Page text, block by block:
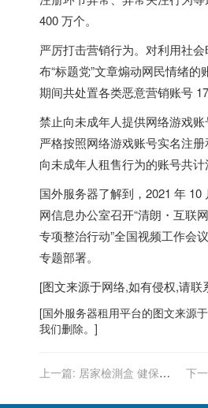
400 万个。
严厉打击营销行为。对利用社会
布“标题党”文章煽动网民情绪的
期间共处置各类恶意营销账号
禁止向未成年人提供网络游戏账
严格按照网络游戏账号实名注
向未成年人租售行为的账号共计
国外服务器了解到，2021 年 10
网信息办公室召开“清朗・互联
专项整治行动”全国视频工作会
专题部署。
[图文来源于网络,如有侵权,请联
[国外服务器租用平台的图文来源
我们删除。]
上一篇: 居家檢測盒 健保每
推新網站 發5億套
下